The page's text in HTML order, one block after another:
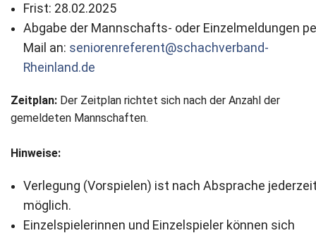
Frist: 28.02.2025
Abgabe der Mannschafts- oder Einzelmeldungen
Mail an: seniorenreferent@schachverband-
Rheinland.de
Zeitplan: Der Zeitplan richtet sich nach der Anzahl der
gemeldeten Mannschaften.
Hinweise:
Verlegung (Vorspielen) ist nach Absprache
möglich.
Einzelspielerinnen und Einzelspieler können sich